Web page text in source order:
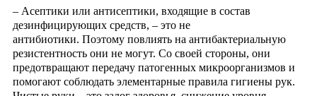
– Асептики или антисептики, входящие в состав
дезинфицирующих средств, – это не
антибиотики. Поэтому повлиять на антибактериальную
резистентность они не могут. Со своей стороны, они
предотвращают передачу патогенных микроорганизмов и
помогают соблюдать элементарные правила гигиены рук.